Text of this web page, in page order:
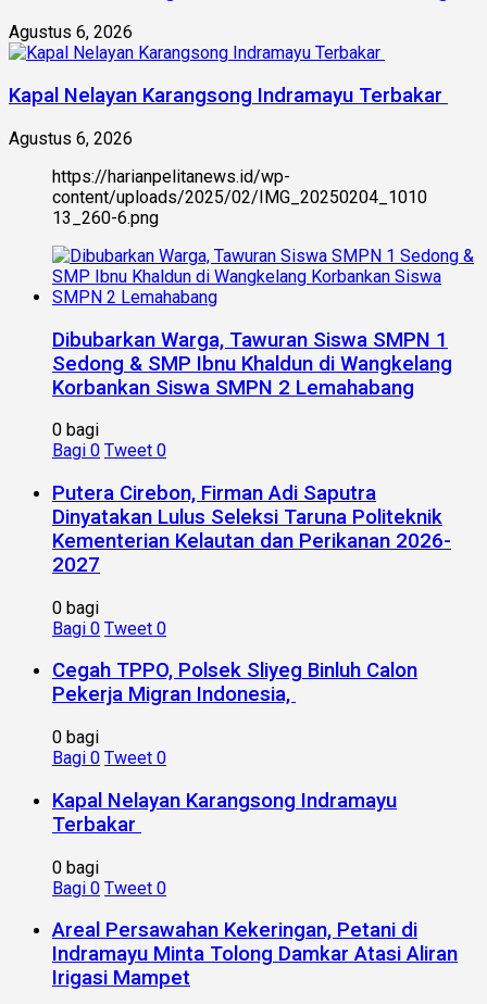
Agustus 6, 2026
Kapal Nelayan Karangsong Indramayu Terbakar
Agustus 6, 2026
https://harianpelitanews.id/wp-
content/uploads/2025/02/IMG_20250204_1010
13_260-6.png
Dibubarkan Warga, Tawuran Siswa SMPN 1
Sedong & SMP Ibnu Khaldun di Wangkelang
Korbankan Siswa SMPN 2 Lemahabang
0 bagi
Bagi 0 Tweet 0
Putera Cirebon, Firman Adi Saputra
Dinyatakan Lulus Seleksi Taruna Politeknik
Kementerian Kelautan dan Perikanan 2026-
2027
0 bagi
Bagi 0 Tweet 0
Cegah TPPO, Polsek Sliyeg Binluh Calon
Pekerja Migran Indonesia,
0 bagi
Bagi 0 Tweet 0
Kapal Nelayan Karangsong Indramayu
Terbakar
0 bagi
Bagi 0 Tweet 0
Areal Persawahan Kekeringan, Petani di
Indramayu Minta Tolong Damkar Atasi Aliran
Irigasi Mampet